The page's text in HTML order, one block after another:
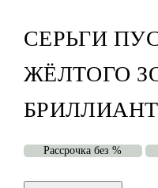
СЕРЬГИ
ЖЁЛТОГО
Рассрочка без %